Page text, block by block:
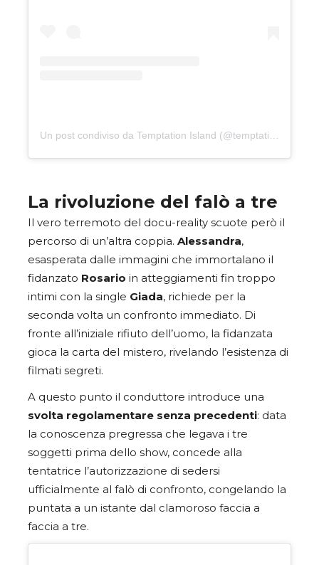
Un post condiviso da Temptation Island (@temptationislandita)
La rivoluzione del falò a tre
Il vero terremoto del docu-reality scuote però il
percorso di un’altra coppia. Alessandra,
esasperata dalle immagini che immortalano il
fidanzato Rosario in atteggiamenti fin troppo
intimi con la single Giada, richiede per la
seconda volta un confronto immediato. Di
fronte all’iniziale rifiuto dell’uomo, la fidanzata
gioca la carta del mistero, rivelando l’esistenza di
filmati segreti.
A questo punto il conduttore introduce una
svolta regolamentare senza precedenti: data
la conoscenza pregressa che legava i tre
soggetti prima dello show, concede alla
tentatrice l’autorizzazione di sedersi
ufficialmente al falò di confronto, congelando la
puntata a un istante dal clamoroso faccia a
faccia a tre.